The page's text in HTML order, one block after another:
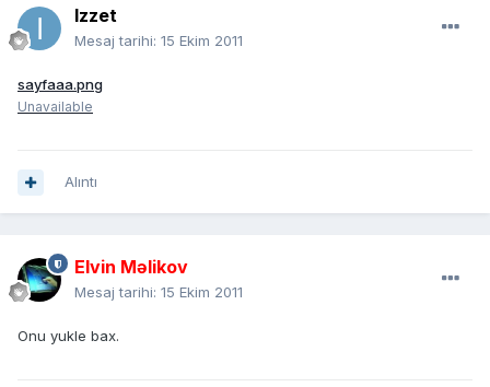
Izzet
Mesaj tarihi: 15 Ekim 2011
sayfaaa.png
Unavailable
Alıntı
Elvin Məlikov
Mesaj tarihi: 15 Ekim 2011
Onu yukle bax.